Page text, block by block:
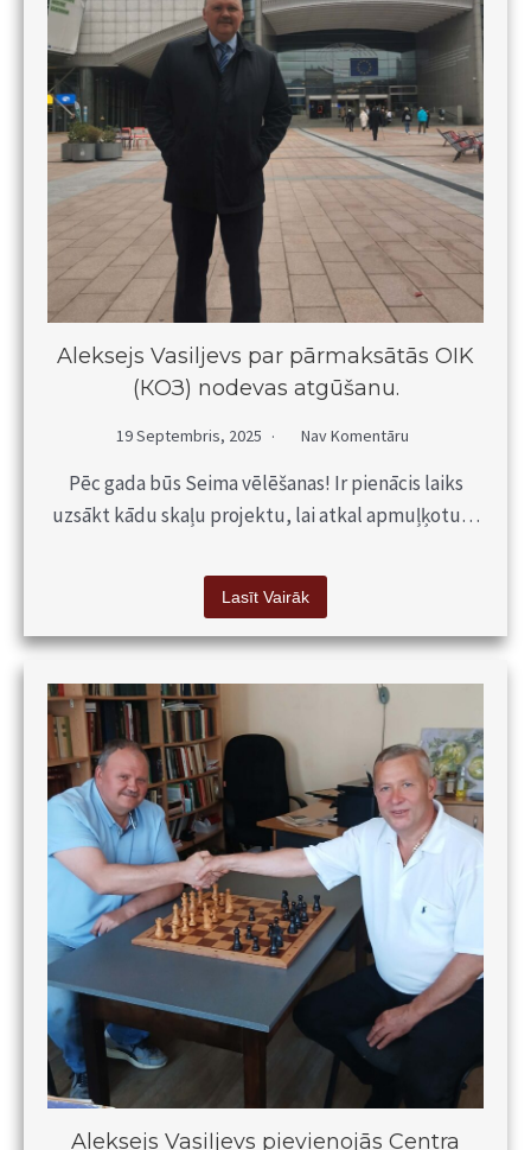
Aleksejs Vasiljevs par pārmaksātās OIK
(КОЗ) nodevas atgūšanu.
19 Septembris, 2025 Nav Komentāru
Pēc gada būs Seima vēlēšanas! Ir pienācis laiks
uzsākt kādu skaļu projektu, lai atkal apmuļķotu…
Lasīt Vairāk
Aleksejs Vasiļjevs pievienojās Centra